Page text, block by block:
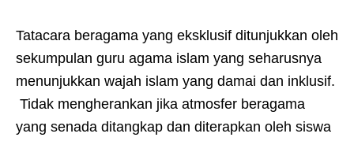
Tatacara beragama yang eksklusif ditunjukkan oleh
sekumpulan guru agama islam yang seharusnya
menunjukkan wajah islam yang damai dan inklusif.
Tidak mengherankan jika atmosfer beragama
yang senada ditangkap dan diterapkan oleh siswa